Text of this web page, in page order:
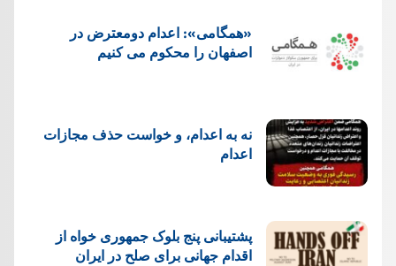
«همگامی»: اعدام دومعترض در
اصفهان را محکوم می کنیم
نه به اعدام، و خواست حذف مجازات
اعدام
پشتيبانی پنج بلوک جمهوری خواه از
اقدام جهانی برای صلح در ایران